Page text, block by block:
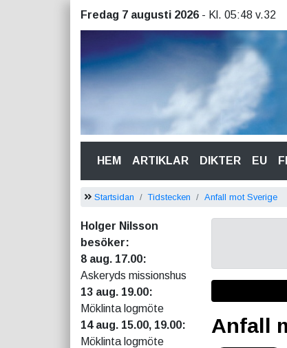
Fredag 7 augusti 2026 - Kl. 05:48 v.32
HEM(CURRENT)
ARTIKLAR DIKTER EU
Startsidan Tidstecken Anfall mot Sverige
Holger Nilsson
besöker:
8 aug. 17.00:
Askeryds missionshus
13 aug. 19.00:
Möklinta logmöte
14 aug. 15.00, 19.00:
Möklinta logmöte
Anfall